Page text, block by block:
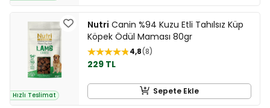
Hızlı Teslimat
Nutri Canin %94 Kuzu Etli Tahılsız Küp
Köpek Ödül Maması 80gr
4,8 8
229 TL
Sepete Ekle